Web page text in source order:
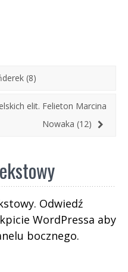
(8)
elit. Felieton Marcina
Nowaka (12)
Odwiedź
WordPressa aby
bocznego.